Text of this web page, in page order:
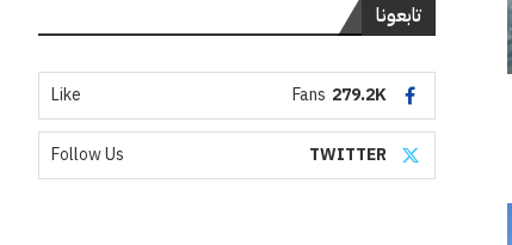
تابعونا
279.2K
Fans
Like
TWITTER
Follow Us